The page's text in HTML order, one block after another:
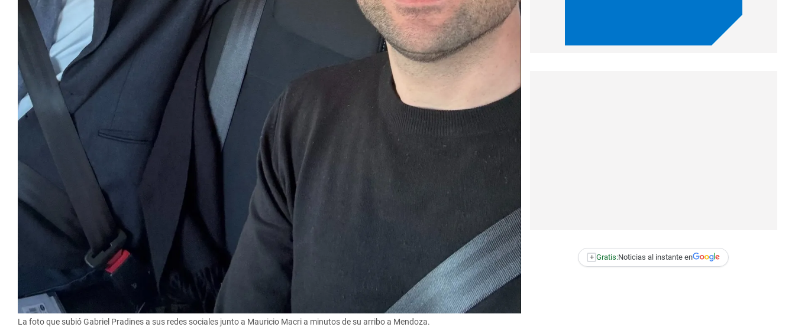
La foto que subió Gabriel Pradines a sus redes sociales junto a Mauricio Macri a minutos de su arribo a Mendoza.
+ Gratis:Noticias al instante en